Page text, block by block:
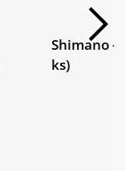
Shimano -
ks)